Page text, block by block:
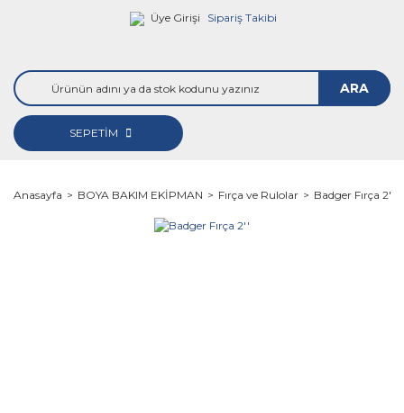
Üye Girişi Sipariş Takibi
ARA
SEPETİM
Anasayfa BOYA BAKIM EKİPMAN Fırça ve Rulolar Badger Fırça 2''